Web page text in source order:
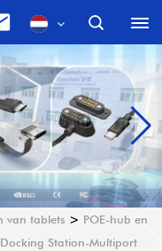
van tablets > POE-hub en
Station-Multiport